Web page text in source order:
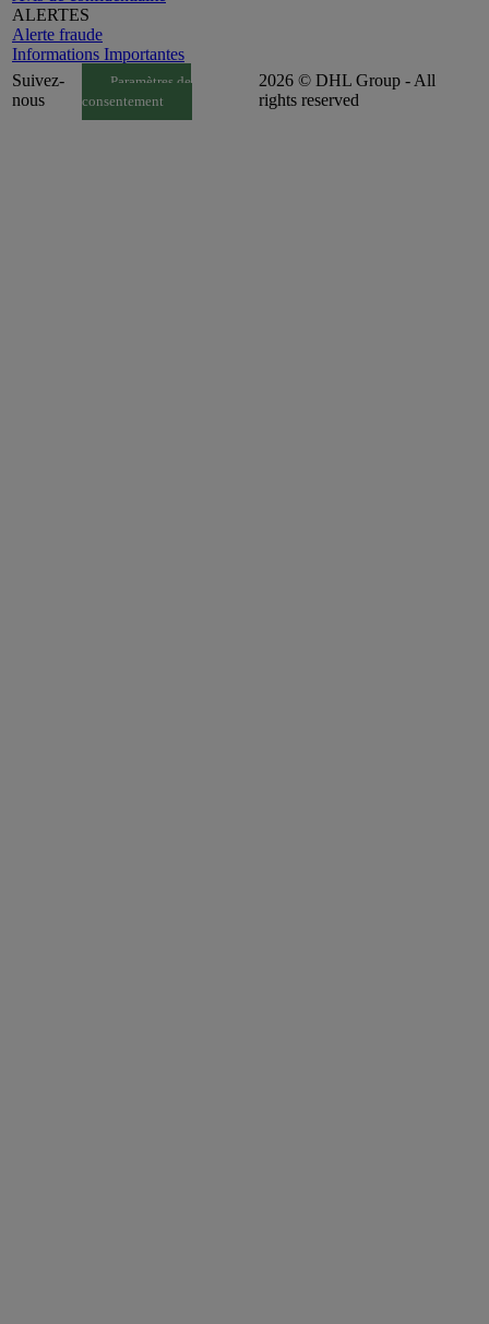
ALERTES
Alerte fraude
Informations Importantes
Suivez-
nous
Paramètres de
consentement
2026 © DHL Group - All
rights reserved